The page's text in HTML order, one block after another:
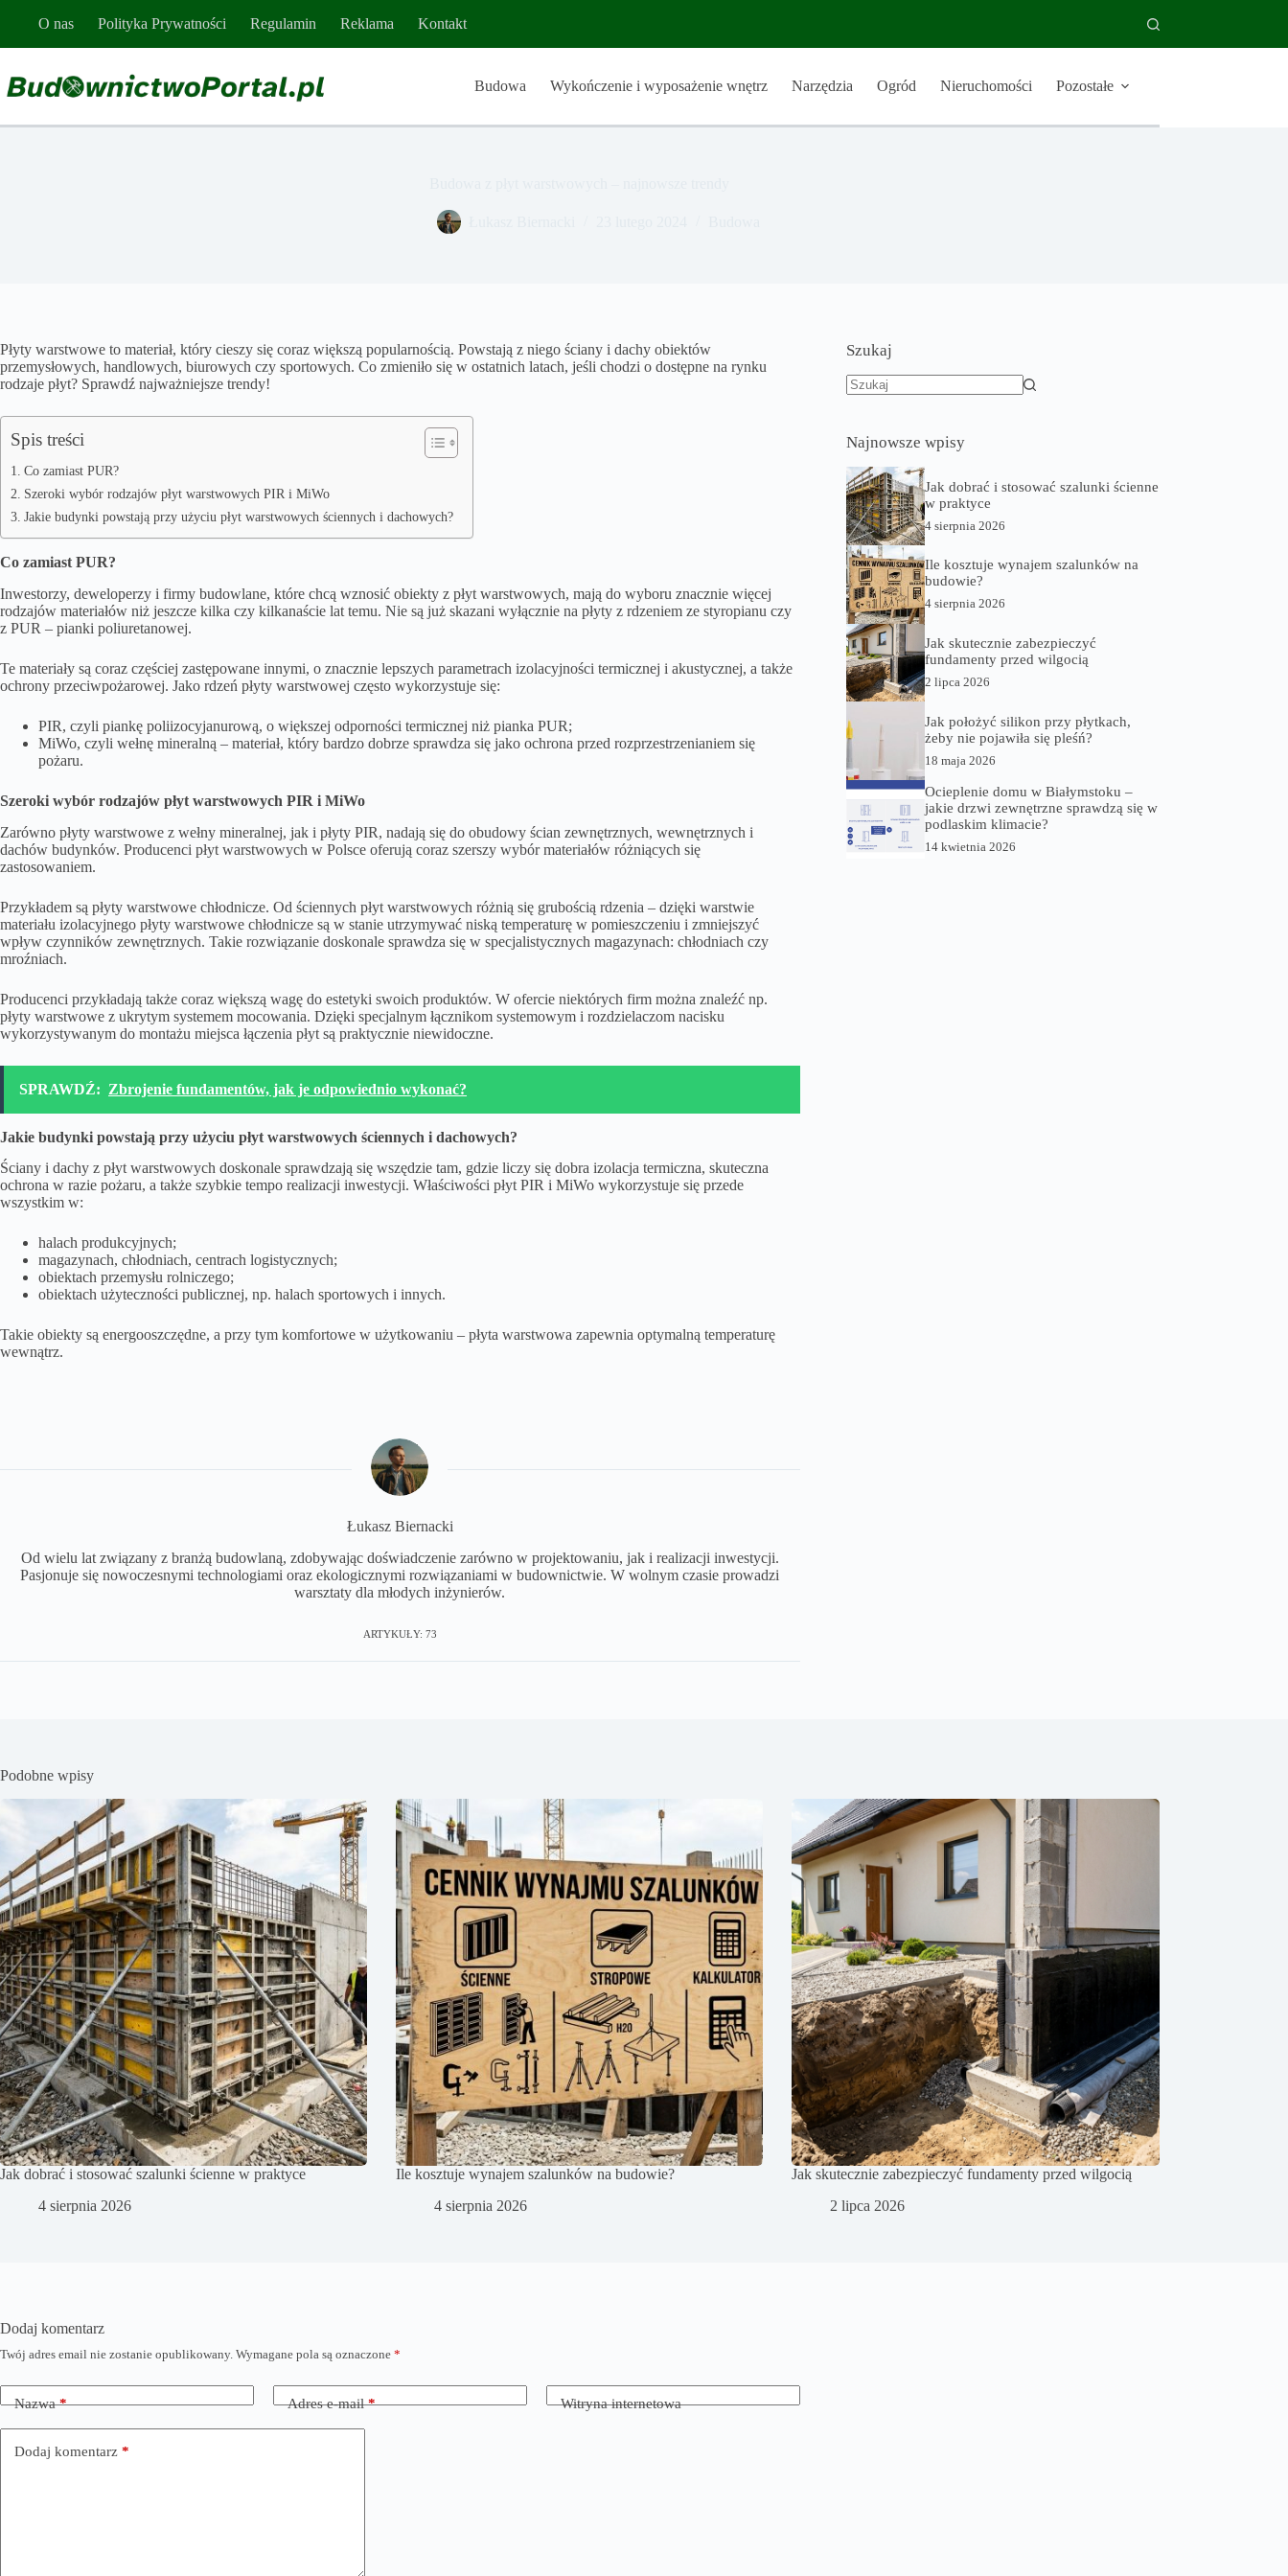
O nas Polityka Prywatności Regulamin Reklama Kontakt
Budowa Wykończenie i wyposażenie wnętrz Narzędzia Ogród Nieruchomości Pozostałe
Płyty warstwowe to materiał, który cieszy się coraz większą popularnością. Powstają z niego ściany i dachy obiektów
przemysłowych, handlowych, biurowych czy sportowych. Co zmieniło się w ostatnich latach, jeśli chodzi o dostępne na rynku
rodzaje płyt? Sprawdź najważniejsze trendy!
Spis treści
Co zamiast PUR?
Szeroki wybór rodzajów płyt warstwowych PIR i MiWo
Jakie budynki powstają przy użyciu płyt warstwowych ściennych i dachowych?
Co zamiast PUR?
Inwestorzy, deweloperzy i firmy budowlane, które chcą wznosić obiekty z płyt warstwowych, mają do wyboru znacznie więcej
rodzajów materiałów niż jeszcze kilka czy kilkanaście lat temu. Nie są już skazani wyłącznie na płyty z rdzeniem ze styropianu czy
z PUR – pianki poliuretanowej.
Te materiały są coraz częściej zastępowane innymi, o znacznie lepszych parametrach izolacyjności termicznej i akustycznej, a także
ochrony przeciwpożarowej. Jako rdzeń płyty warstwowej często wykorzystuje się:
PIR, czyli piankę poliizocyjanurową, o większej odporności termicznej niż pianka PUR;
MiWo, czyli wełnę mineralną – materiał, który bardzo dobrze sprawdza się jako ochrona przed rozprzestrzenianiem się
pożaru.
Szeroki wybór rodzajów płyt warstwowych PIR i MiWo
Zarówno płyty warstwowe z wełny mineralnej, jak i płyty PIR, nadają się do obudowy ścian zewnętrznych, wewnętrznych i
dachów budynków. Producenci płyt warstwowych w Polsce oferują coraz szerszy wybór materiałów różniących się
zastosowaniem.
Przykładem są płyty warstwowe chłodnicze. Od ściennych płyt warstwowych różnią się grubością rdzenia – dzięki warstwie
materiału izolacyjnego płyty warstwowe chłodnicze są w stanie utrzymywać niską temperaturę w pomieszczeniu i zmniejszyć
wpływ czynników zewnętrznych. Takie rozwiązanie doskonale sprawdza się w specjalistycznych magazynach: chłodniach czy
mroźniach.
Producenci przykładają także coraz większą wagę do estetyki swoich produktów. W ofercie niektórych firm można znaleźć np.
płyty warstwowe z ukrytym systemem mocowania. Dzięki specjalnym łącznikom systemowym i rozdzielaczom nacisku
wykorzystywanym do montażu miejsca łączenia płyt są praktycznie niewidoczne.
SPRAWDŹ: Zbrojenie fundamentów, jak je odpowiednio wykonać?
Jakie budynki powstają przy użyciu płyt warstwowych ściennych i dachowych?
Ściany i dachy z płyt warstwowych doskonale sprawdzają się wszędzie tam, gdzie liczy się dobra izolacja termiczna, skuteczna
ochrona w razie pożaru, a także szybkie tempo realizacji inwestycji. Właściwości płyt PIR i MiWo wykorzystuje się przede
wszystkim w:
halach produkcyjnych;
magazynach, chłodniach, centrach logistycznych;
obiektach przemysłu rolniczego;
obiektach użyteczności publicznej, np. halach sportowych i innych.
Takie obiekty są energooszczędne, a przy tym komfortowe w użytkowaniu – płyta warstwowa zapewnia optymalną temperaturę
wewnątrz.
Łukasz Biernacki
Od wielu lat związany z branżą budowlaną, zdobywając doświadczenie zarówno w projektowaniu, jak i realizacji inwestycji.
Pasjonuje się nowoczesnymi technologiami oraz ekologicznymi rozwiązaniami w budownictwie. W wolnym czasie prowadzi
warsztaty dla młodych inżynierów.
ARTYKUŁY: 73
Szukaj
Najnowsze wpisy
Jak dobrać i stosować szalunki ścienne
w praktyce
4 sierpnia 2026
Ile kosztuje wynajem szalunków na
budowie?
4 sierpnia 2026
Jak skutecznie zabezpieczyć
fundamenty przed wilgocią
2 lipca 2026
Jak położyć silikon przy płytkach,
żeby nie pojawiła się pleśń?
18 maja 2026
Ocieplenie domu w Białymstoku –
jakie drzwi zewnętrzne sprawdzą się w
podlaskim klimacie?
14 kwietnia 2026
Podobne wpisy
Jak dobrać i stosować szalunki ścienne w praktyce
4 sierpnia 2026
Ile kosztuje wynajem szalunków na budowie?
4 sierpnia 2026
Jak skutecznie zabezpieczyć fundamenty przed wilgocią
2 lipca 2026
Dodaj komentarz
Twój adres email nie zostanie opublikowany. Wymagane pola są oznaczone *
Nazwa* Adres e-mail* Witryna internetowa
Dodaj komentarz *